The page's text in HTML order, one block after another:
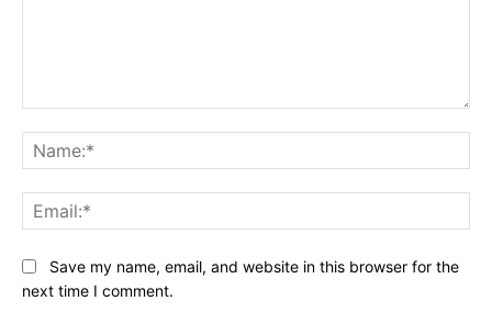
Website:Save my name, email, and website in this browser for the
next time I comment.